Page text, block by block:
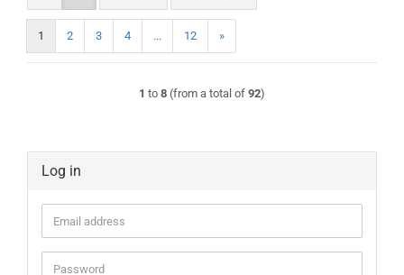
1 2 3 4 ... 12 »
1 to 8 (from a total of 92)
Log in
Email
address
Password